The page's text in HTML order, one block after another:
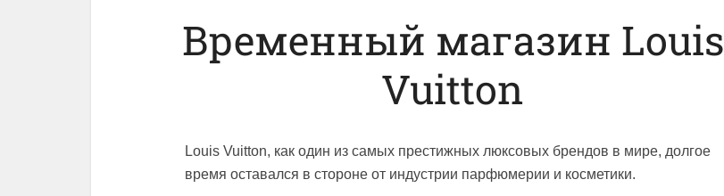
Временный магазин Louis
Vuitton
Louis Vuitton, как один из самых престижных люксовых брендов в мире, долгое
время оставался в стороне от индустрии парфюмерии и косметики.